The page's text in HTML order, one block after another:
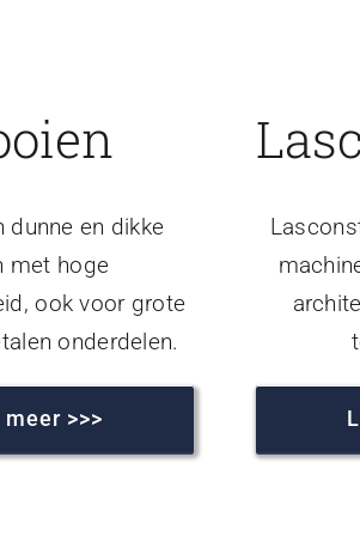
dunne en dikke
met hoge
ook voor grote
onderdelen.
>>>